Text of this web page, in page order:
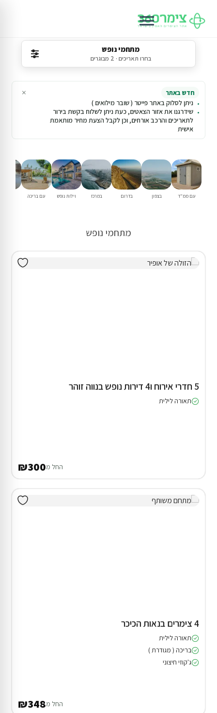
מתחמי נופש
בחרו תאריכים · 2 מבוגרים
חדש באתר
ניתן לסלוק באתר פייטר ( שובר מילואים )
שידרגנו את אזור הצאטים, כעת ניתן לשלוח בקשת בירור
לתאריכים והרכב אורחים, וכן לקבל הצעת מחיר מותאמת
אישית
×
עם ממ"ד בצפון בדרום במרכז וילות נופש עם בריכה
מתחמי נופש
5 חדרי אירוח ו4 דירות נופש בנווה זוהר
תאורה לילית
החל מ₪300
4 צימרים בנאות הכיכר
תאורה לילית
בריכה ( מגודרת )
ג'קוזי חיצוני
החל מ₪348